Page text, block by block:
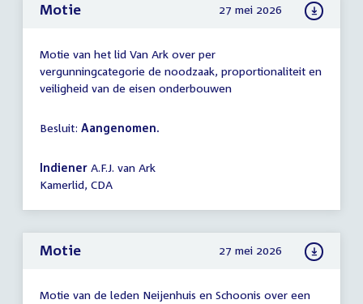
Motie 27 mei 2026
Motie van het lid Van Ark over per
vergunningcategorie de noodzaak, proportionaliteit en
veiligheid van de eisen onderbouwen
Besluit: Aangenomen.
Indiener A.F.J. van Ark
Kamerlid, CDA
Motie 27 mei 2026
Motie van de leden Neijenhuis en Schoonis over een